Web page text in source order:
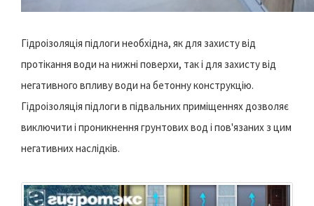
Гідроізоляція підлоги необхідна, як для захисту від
протікання води на нижні поверхи, так і для захисту від
негативного впливу води на бетонну конструкцію.
Гідроізоляція підлоги в підвальних приміщеннях дозволяє
виключити і проникнення грунтових вод і пов'язаних з цим
негативних наслідків.